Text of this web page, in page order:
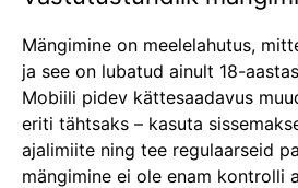
Mängimine on meelelahutus,
ja see on lubatud ainult 18-
Mobiili pidev kättesaadavus
eriti tähtsaks – kasuta
ajalimiite ning tee regulaarseid
mängimine ei ole enam kontrolli